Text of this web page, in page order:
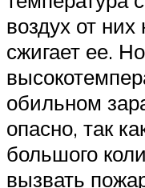
воздух от
сжигает ее.
обильном
опасно, так
большого
вызвать